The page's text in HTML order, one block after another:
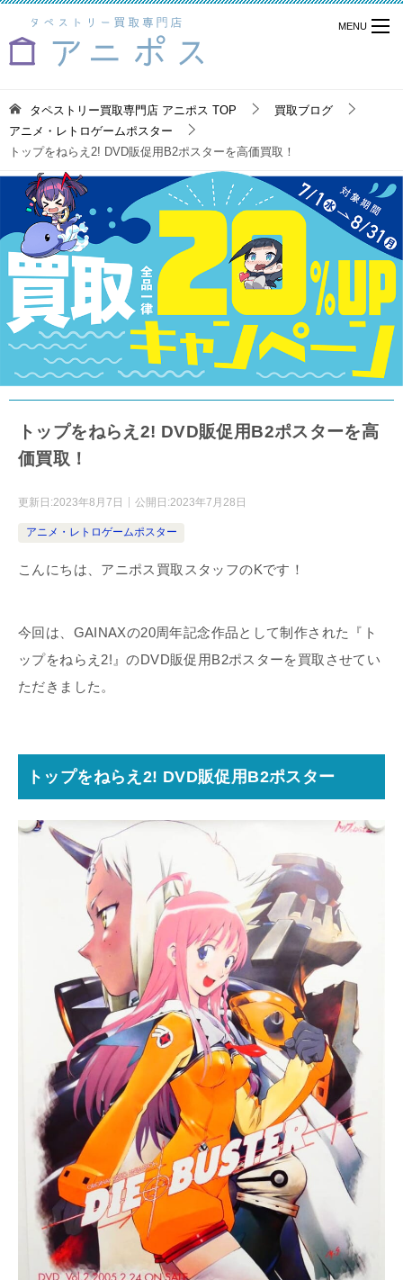
タペストリー買取専門店 アニポス TOP
買取ブログ
アニメ・レトロゲームポスター
トップをねらえ2! DVD販促用B2ポスターを高価買取！
トップをねらえ2! DVD販促用B2ポスターを高
価買取！
更新日:2023年8月7日 公開日:2023年7月28日
アニメ・レトロゲームポスター
こんにちは、アニポス買取スタッフのKです！
今回は、GAINAXの20周年記念作品として制作された『ト
ップをねらえ2!』のDVD販促用B2ポスターを買取させてい
ただきました。
トップをねらえ2! DVD販促用B2ポスター